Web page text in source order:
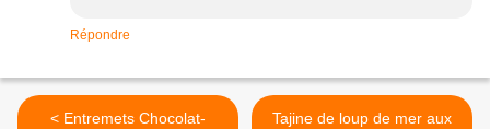
Répondre
< Entremets Chocolat-
Tajine de loup de mer aux